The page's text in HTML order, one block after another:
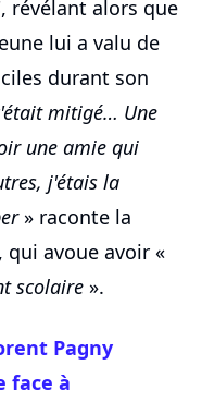
révélant alors que
lui a valu de
durant son
mitigé… Une
une amie qui
j'étais la
» raconte la
qui avoue avoir «
scolaire ».
Pagny
face à